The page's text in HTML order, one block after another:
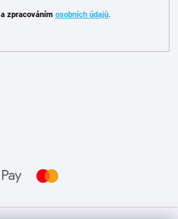
a zpracováním osobních údajů.